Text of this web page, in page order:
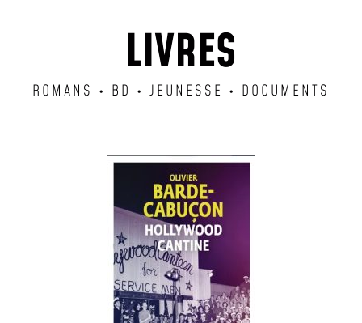
LIVRES
ROMANS • BD • JEUNESSE • DOCUMENTS